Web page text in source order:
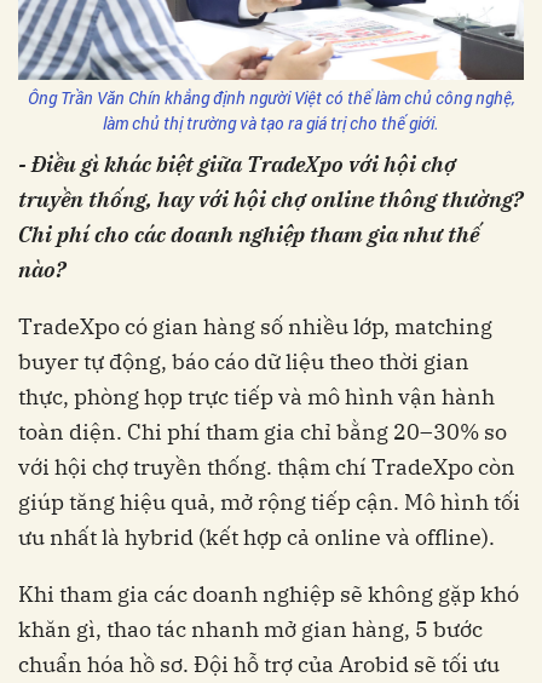
Ông Trần Văn Chín khẳng định người Việt có thể làm chủ công nghệ,
làm chủ thị trường và tạo ra giá trị cho thế giới.
- Điều gì khác biệt giữa TradeXpo với hội chợ
truyền thống, hay với hội chợ online thông thường?
Chi phí cho các doanh nghiệp tham gia như thế
nào?
TradeXpo có gian hàng số nhiều lớp, matching
buyer tự động, báo cáo dữ liệu theo thời gian
thực, phòng họp trực tiếp và mô hình vận hành
toàn diện. Chi phí tham gia chỉ bằng 20–30% so
với hội chợ truyền thống. thậm chí TradeXpo còn
giúp tăng hiệu quả, mở rộng tiếp cận. Mô hình tối
ưu nhất là hybrid (kết hợp cả online và offline).
Khi tham gia các doanh nghiệp sẽ không gặp khó
khăn gì, thao tác nhanh mở gian hàng, 5 bước
chuẩn hóa hồ sơ. Đội hỗ trợ của Arobid sẽ tối ưu